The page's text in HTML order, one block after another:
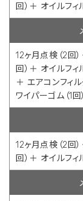
回）＋ オイルフィ
12ヶ月点検（2回
回）＋ オイルフィ
＋ エアコンフィル
ワイパーゴム（1回）
12ヶ月点検（2回
回）＋ オイルフィ